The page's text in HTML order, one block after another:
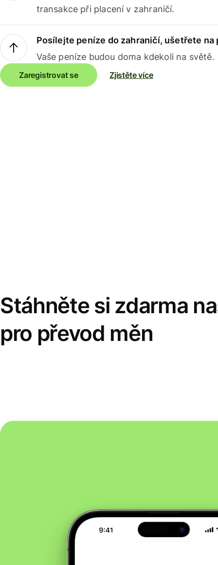
transakce při placení v zahraničí.
Posílejte peníze do zahraničí, ušetřete na
Vaše peníze budou doma kdekoli na světě.
Zaregistrovat se Zjistěte více
Stáhněte si zdarma
pro převod měn